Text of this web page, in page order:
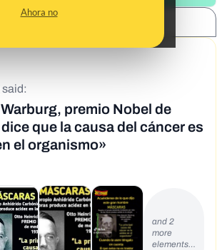
Ahora no
said:
premio Nobel de
que la causa del cáncer es
el organismo»
and 2
more
elements…